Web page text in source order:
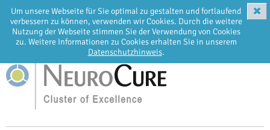
Um unsere Webseite für Sie optimal zu gestalten und fortlaufend
verbessern zu können, verwenden wir Cookies. Durch die weitere
Nutzung der Webseite stimmen Sie der Verwendung von Cookies
zu. Weitere Informationen zu Cookies erhalten Sie in unserem
Datenschutzhinweis.
✖
EN DE